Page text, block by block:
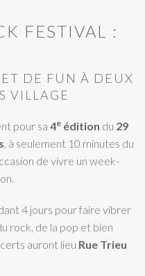
FESTIVAL :
DE FUN À DEUX
VILLAGE
pour sa 4e édition du 29
, à seulement 10 minutes du
de vivre un week-
4 jours pour faire vibrer
rock, de la pop et bien
auront lieu Rue Trieu